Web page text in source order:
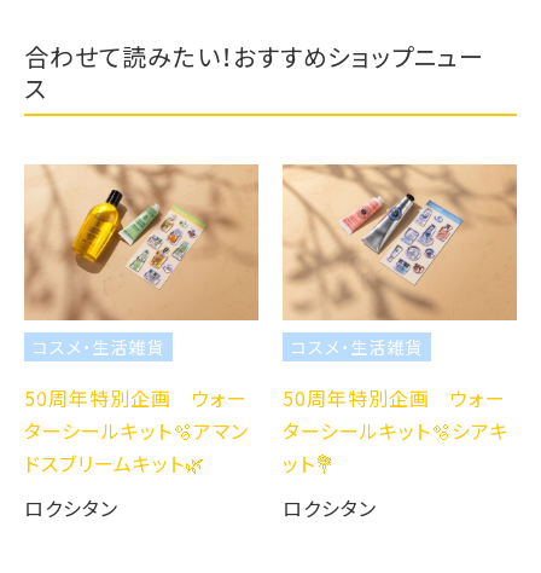
合わせて読みたい！おすすめショップニュー
ス
コスメ・生活雑貨
50周年特別企画 ウォー
ターシールキット🫧アマン
ドスブリームキット🌿
ロクシタン
コスメ・生活雑貨
50周年特別企画 ウォー
ターシールキット🫧シアキ
ット💐
ロクシタン